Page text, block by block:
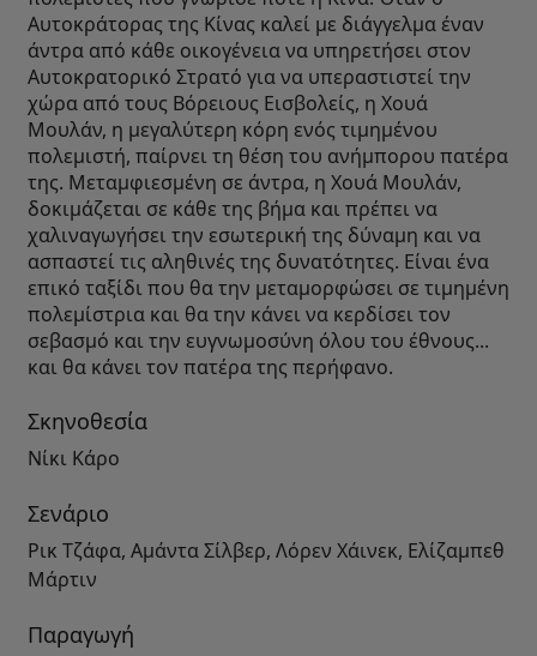
Αυτοκράτορας της Κίνας καλεί με διάγγελμα έναν
άντρα από κάθε οικογένεια να υπηρετήσει στον
Αυτοκρατορικό Στρατό για να υπεραστιστεί την
χώρα από τους Βόρειους Εισβολείς, η Χουά
Μουλάν, η μεγαλύτερη κόρη ενός τιμημένου
πολεμιστή, παίρνει τη θέση του ανήμπορου πατέρα
της. Μεταμφιεσμένη σε άντρα, η Χουά Μουλάν,
δοκιμάζεται σε κάθε της βήμα και πρέπει να
χαλιναγωγήσει την εσωτερική της δύναμη και να
ασπαστεί τις αληθινές της δυνατότητες. Είναι ένα
επικό ταξίδι που θα την μεταμορφώσει σε τιμημένη
πολεμίστρια και θα την κάνει να κερδίσει τον
σεβασμό και την ευγνωμοσύνη όλου του έθνους...
και θα κάνει τον πατέρα της περήφανο.
Σκηνοθεσία
Νίκι Κάρο
Σενάριο
Ρικ Τζάφα, Αμάντα Σίλβερ, Λόρεν Χάινεκ, Ελίζαμπεθ
Μάρτιν
Παραγωγή